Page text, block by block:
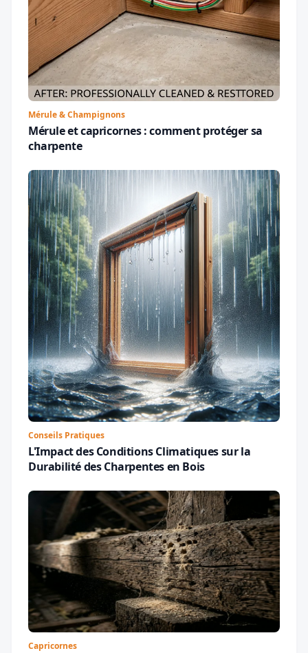
Mérule & Champignons
Mérule et capricornes : comment protéger sa
charpente
Conseils Pratiques
L'Impact des Conditions Climatiques sur la
Durabilité des Charpentes en Bois
Capricornes